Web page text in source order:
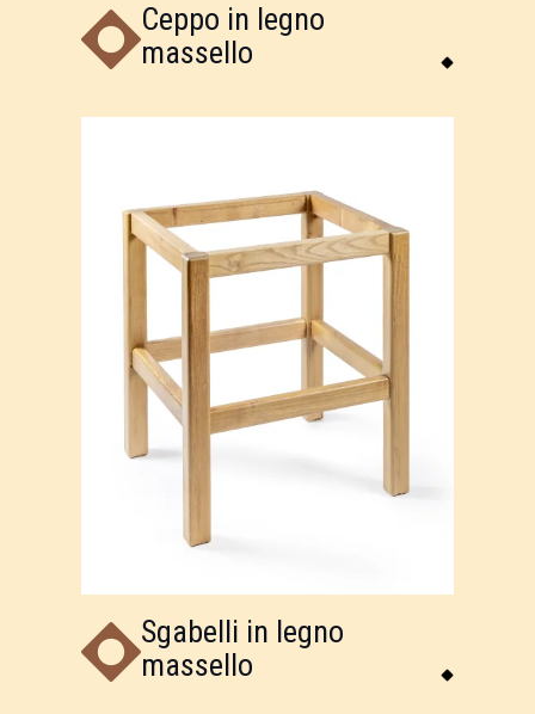
Ceppo in legno
massello
Sgabelli in legno
massello